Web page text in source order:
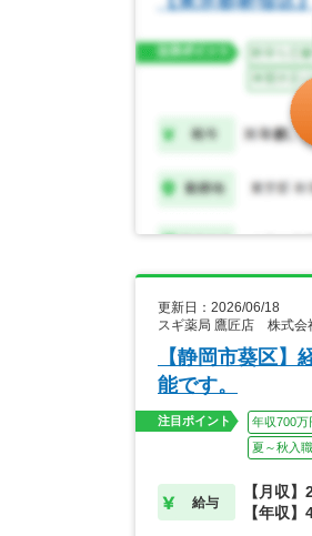
更新日：2026/06/18
スギ薬局 鷹匠店 株式会
【静岡市葵区
能です。
注目ポイント 年収700万
夏～秋入
給与
【月収
【年収